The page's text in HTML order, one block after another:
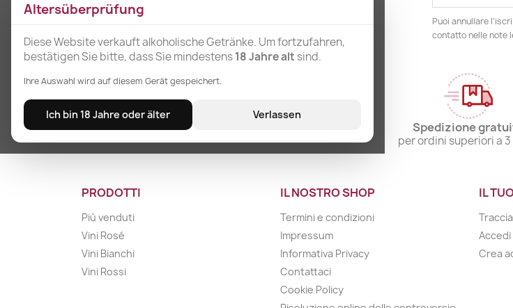
Altersüberprüfung
Diese Website verkauft alkoholische Getränke. Um fortzufahren,
bestätigen Sie bitte, dass Sie mindestens18 Jahre alt sind.
Ihre Auswahl wird auf diesem Gerät gespeichert.
Ich bin 18 Jahre oder älter Verlassen
Puoi annullare
contatto nelle note
Spedizione
per ordini superiori a
PRODOTTI
Più venduti
Vini Rosé
Vini Bianchi
Vini Rossi
IL NOSTRO SHOP
Termini e condizioni
Impressum
Informativa Privacy
Contattaci
Cookie Policy
IL
Accedi
Crea